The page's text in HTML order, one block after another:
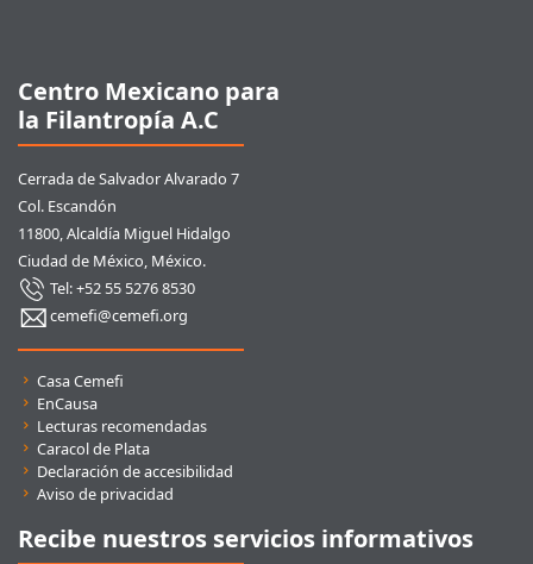
Centro Mexicano para
la Filantropía A.C
Cerrada de Salvador Alvarado 7
Col. Escandón
11800, Alcaldía Miguel Hidalgo
Ciudad de México, México.
Tel: +52 55 5276 8530
cemefi@cemefi.org
Enlaces rápidos
Casa Cemefi
EnCausa
Lecturas recomendadas
Caracol de Plata
Declaración de accesibilidad
Aviso de privacidad
Recibe nuestros servicios informativos